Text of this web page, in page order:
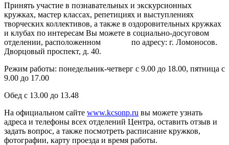
Принять участие в познавательных и экскурсионных
кружках, мастер классах, репетициях и выступлениях
творческих коллективов, а также в оздоровительных кружках
и клубах по интересам Вы можете в социально-досуговом
отделении, расположенном по адресу: г. Ломоносов.
Дворцовый проспект, д. 40.
Режим работы: понедельник-четверг с 9.00 до 18.00, пятница с
9.00 до 17.00
Обед с 13.00 до 13.48
На официальном сайте www.kcsonp.ru вы можете узнать
адреса и телефоны всех отделений Центра, оставить отзыв и
задать вопрос, а также посмотреть расписание кружков,
фотографии, карту проезда и время работы.